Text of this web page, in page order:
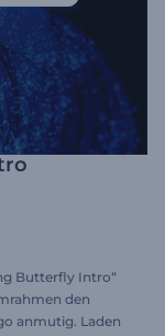
Butterfly Intro“
den
anmutig. Laden